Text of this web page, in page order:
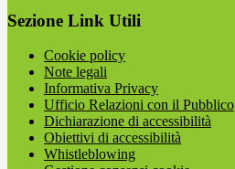
Sezione Link Utili
Cookie policy
Note legali
Informativa Privacy
Ufficio Relazioni con il Pubblico
Dichiarazione di accessibilità
Obiettivi di accessibilità
Whistleblowing